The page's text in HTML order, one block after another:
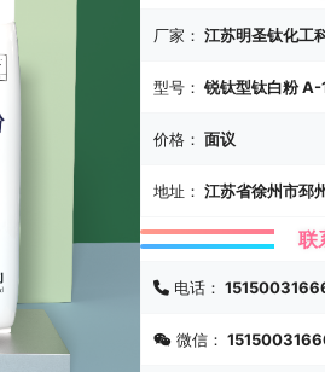
厂家： 江苏明圣钛化工
型号： 锐钛型钛白粉
价格： 面议
地址： 江苏省徐州市邳
联
电话：
微信：